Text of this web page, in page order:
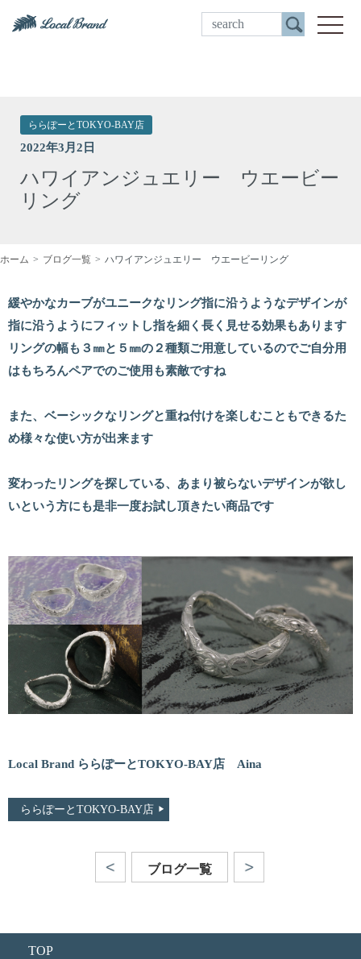
ご来店予約
ららぽーとTOKYO-BAY店
2022年3月2日
ハワイアンジュエリー ウエービー
リング
ホーム ブログ一覧 ハワイアンジュエリー ウエービーリング
緩やかなカーブがユニークなリング指に沿うようなデザインが
指に沿うようにフィットし指を細く長く見せる効果もあります
リングの幅も３㎜と５㎜の２種類ご用意しているのでご自分用
はもちろんペアでのご使用も素敵ですね
また、ベーシックなリングと重ね付けを楽しむこともできるた
め様々な使い方が出来ます
変わったリングを探している、あまり被らないデザインが欲し
いという方にも是非一度お試し頂きたい商品です
Local Brand ららぽーとTOKYO-BAY店 Aina
ららぽーとTOKYO-BAY店
ブログ一覧
TOP